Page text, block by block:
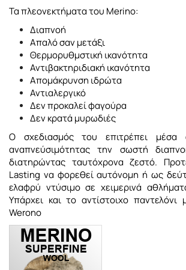
Τα πλεονεκτήματα του Merino:
Διαπνοή
Απαλό σαν μετάξι
Θερμορυθμστική ικανότητα
Αντιβακτηριδιακή ικανότητα
Απομάκρυνση ιδρώτα
Αντιαλεργικό
Δεν προκαλεί φαγούρα
Δεν κρατά μυρωδιές
Ο σχεδιασμός του επιτρέπει
αναπνεύσιμότητας την σωστή
διατηρώντας ταυτόχρονα ζεστό.
Lasting να φορεθεί αυτόνομη ή ως
ελαφρύ ντύσιμο σε χειμερινά
Υπάρχει και το αντίστοιχο
Werono